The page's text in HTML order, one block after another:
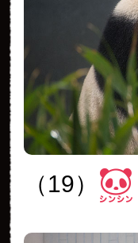
（19）